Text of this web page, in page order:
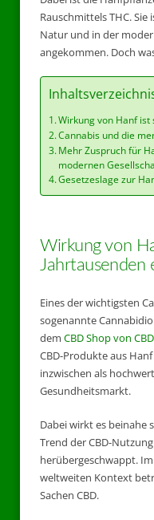
Rauschmittels THC.
Natur und in der
angekommen. Doch
Wirkung von Hanf
Cannabis und die
Mehr Zuspruch für
modernen
Gesetzeslage zur
Wirkung von
Jahrtausenden
Eines der wichtigsten
sogenannte
dem CBD Shop von
CBD-Produkte aus
inzwischen als
Gesundheitsmarkt.
Dabei wirkt es beinahe
Trend der CBD-
herübergeschwappt.
weltweiten Kontext
Sachen CBD.